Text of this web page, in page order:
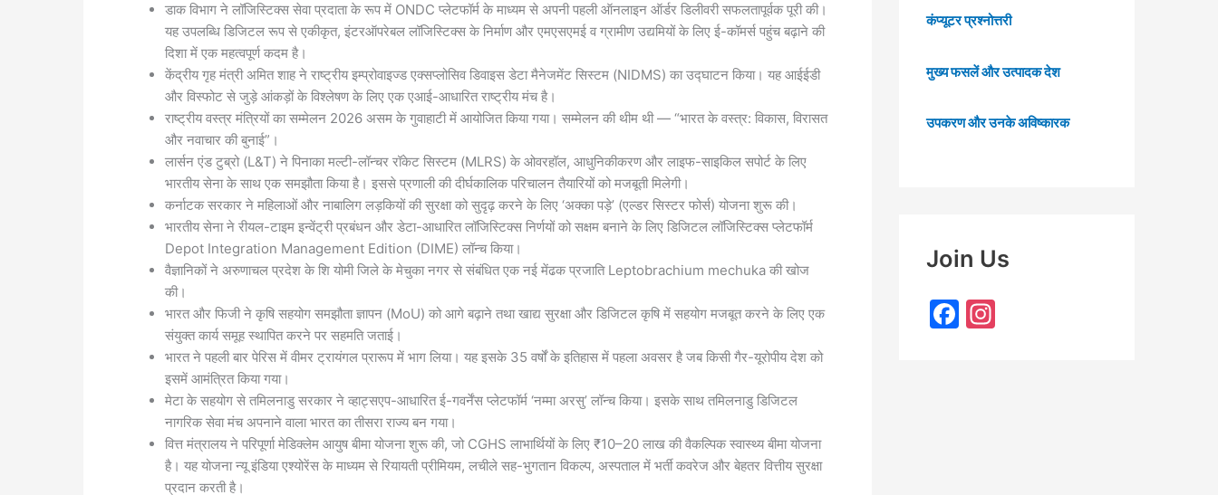
डाक विभाग ने लॉजिस्टिक्स सेवा प्रदाता के रूप में ONDC प्लेटफॉर्म के माध्यम से अपनी पहली ऑनलाइन ऑर्डर डिलीवरी सफलतापूर्वक पूरी की।
यह उपलब्धि डिजिटल रूप से एकीकृत, इंटरऑपरेबल लॉजिस्टिक्स के निर्माण और एमएसएमई व ग्रामीण उद्यमियों के लिए ई-कॉमर्स पहुंच बढ़ाने की
दिशा में एक महत्वपूर्ण कदम है।
केंद्रीय गृह मंत्री अमित शाह ने राष्ट्रीय इम्प्रोवाइज्ड एक्सप्लोसिव डिवाइस डेटा मैनेजमेंट सिस्टम (NIDMS) का उद्घाटन किया। यह आईईडी
और विस्फोट से जुड़े आंकड़ों के विश्लेषण के लिए एक एआई-आधारित राष्ट्रीय मंच है।
राष्ट्रीय वस्त्र मंत्रियों का सम्मेलन 2026 असम के गुवाहाटी में आयोजित किया गया। सम्मेलन की थीम थी — “भारत के वस्त्र: विकास, विरासत
और नवाचार की बुनाई”।
लार्सन एंड टुब्रो (L&T) ने पिनाका मल्टी-लॉन्चर रॉकेट सिस्टम (MLRS) के ओवरहॉल, आधुनिकीकरण और लाइफ-साइकिल सपोर्ट के लिए
भारतीय सेना के साथ एक समझौता किया है। इससे प्रणाली की दीर्घकालिक परिचालन तैयारियों को मजबूती मिलेगी।
कर्नाटक सरकार ने महिलाओं और नाबालिग लड़कियों की सुरक्षा को सुदृढ़ करने के लिए ‘अक्का पड़े’ (एल्डर सिस्टर फोर्स) योजना शुरू की।
भारतीय सेना ने रीयल-टाइम इन्वेंट्री प्रबंधन और डेटा-आधारित लॉजिस्टिक्स निर्णयों को सक्षम बनाने के लिए डिजिटल लॉजिस्टिक्स प्लेटफॉर्म
Depot Integration Management Edition (DIME) लॉन्च किया।
वैज्ञानिकों ने अरुणाचल प्रदेश के शि योमी जिले के मेचुका नगर से संबंधित एक नई मेंढक प्रजाति Leptobrachium mechuka की खोज
की।
भारत और फिजी ने कृषि सहयोग समझौता ज्ञापन (MoU) को आगे बढ़ाने तथा खाद्य सुरक्षा और डिजिटल कृषि में सहयोग मजबूत करने के लिए एक
संयुक्त कार्य समूह स्थापित करने पर सहमति जताई।
भारत ने पहली बार पेरिस में वीमर ट्रायंगल प्रारूप में भाग लिया। यह इसके 35 वर्षों के इतिहास में पहला अवसर है जब किसी गैर-यूरोपीय देश को
इसमें आमंत्रित किया गया।
मेटा के सहयोग से तमिलनाडु सरकार ने व्हाट्सएप-आधारित ई-गवर्नेंस प्लेटफॉर्म ‘नम्मा अरसु’ लॉन्च किया। इसके साथ तमिलनाडु डिजिटल
नागरिक सेवा मंच अपनाने वाला भारत का तीसरा राज्य बन गया।
वित्त मंत्रालय ने परिपूर्णा मेडिक्लेम आयुष बीमा योजना शुरू की, जो CGHS लाभार्थियों के लिए ₹10–20 लाख की वैकल्पिक स्वास्थ्य बीमा योजना
है। यह योजना न्यू इंडिया एश्योरेंस के माध्यम से रियायती प्रीमियम, लचीले सह-भुगतान विकल्प, अस्पताल में भर्ती कवरेज और बेहतर वित्तीय सुरक्षा
प्रदान करती है।
कंप्यूटर प्रश्नोत्तरी
मुख्य फसलें और उत्पादक देश
उपकरण और उनके अविष्कारक
Join Us
F